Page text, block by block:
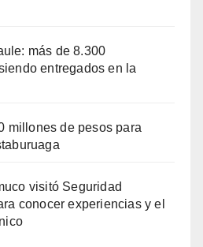
más de 8.300
entregados en la
millones de pesos para
visitó Seguridad
conocer experiencias y el